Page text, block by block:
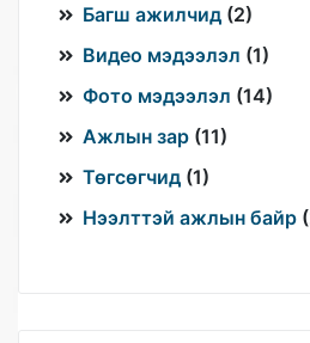
Багш ажилчид (2)
Видео мэдээлэл (1)
Фото мэдээлэл (14)
Ажлын зар (11)
Төгсөгчид (1)
Нээлттэй ажлын байр (